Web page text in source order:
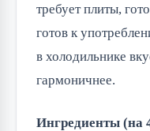
требует плиты,
готов к
в холодильнике
гармоничнее.
Ингредиенты (на